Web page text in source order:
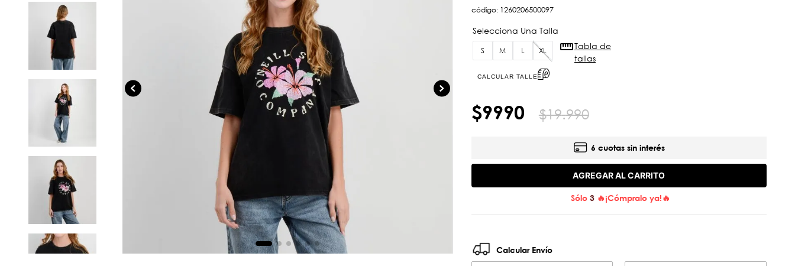
código: 1260206500097
S M L XL
CALCULAR TALLE
Tabla de
tallas
$9990 $19.990
6 cuotas sin interés
AGREGAR AL CARRITO
Sólo 3🔥¡Cómpralo ya!🔥
Calcular Envío